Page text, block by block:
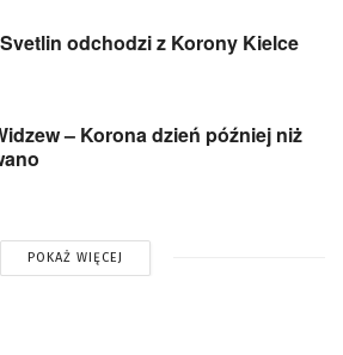
odchodzi z Korony Kielce
– Korona dzień później niż
POKAŻ WIĘCEJ